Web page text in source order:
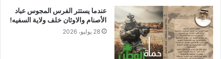
عندما يستتر الفرس المجوس عباد
الأصنام والاوثان خلف ولاية السفيه!
28 يوليو، 2026